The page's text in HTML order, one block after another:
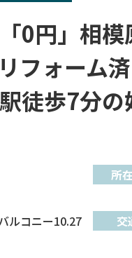
0円」相
ォーム済
徒歩7分
所
ルコニー10.27
交